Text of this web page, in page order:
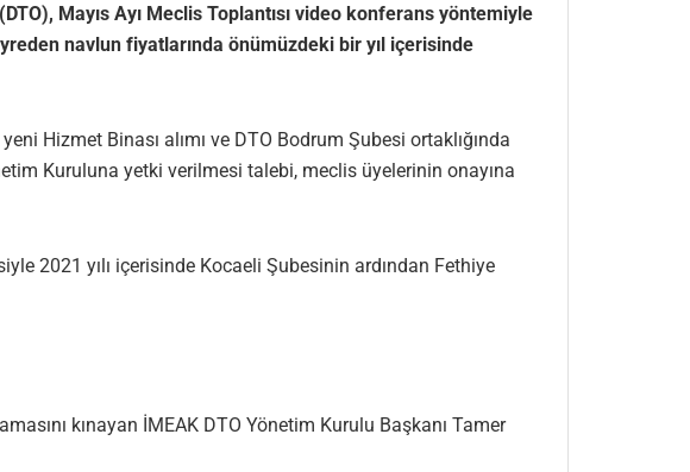
Mayıs Ayı Meclis Toplantısı video konferans yöntemiyle
navlun fiyatlarında önümüzdeki bir yıl içerisinde
Hizmet Binası alımı ve DTO Bodrum Şubesi ortaklığında
Kuruluna yetki verilmesi talebi, meclis üyelerinin onayına
2021 yılı içerisinde Kocaeli Şubesinin ardından Fethiye
kınayan İMEAK DTO Yönetim Kurulu Başkanı Tamer